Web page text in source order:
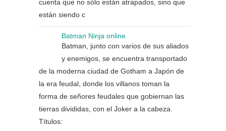
cuenta que no sólo están atrapados, sino que
están siendo c
Batman Ninja online
Batman, junto con varios de sus aliados
y enemigos, se encuentra transportado
de la moderna ciudad de Gotham a Japón de
la era feudal, donde los villanos toman la
forma de señores feudales que gobiernan las
tierras divididas, con el Joker a la cabeza.
Títulos: